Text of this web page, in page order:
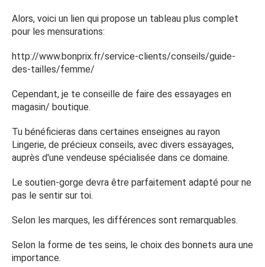
Alors, voici un lien qui propose un tableau plus complet
pour les mensurations:
http://www.bonprix.fr/service-clients/conseils/guide-
des-tailles/femme/
Cependant, je te conseille de faire des essayages en
magasin/ boutique.
Tu bénéficieras dans certaines enseignes au rayon
Lingerie, de précieux conseils, avec divers essayages,
auprès d'une vendeuse spécialisée dans ce domaine.
Le soutien-gorge devra être parfaitement adapté pour ne
pas le sentir sur toi.
Selon les marques, les différences sont remarquables.
Selon la forme de tes seins, le choix des bonnets aura une
importance.